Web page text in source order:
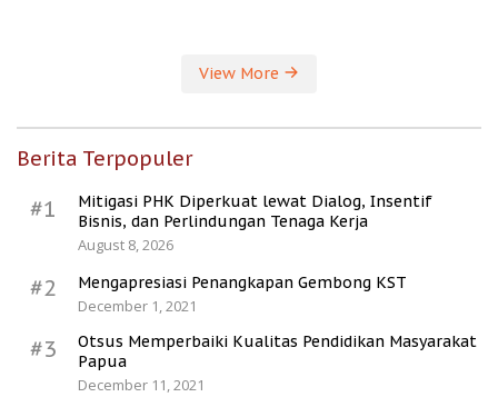
View More
Berita Terpopuler
#1
Mitigasi PHK Diperkuat lewat Dialog, Insentif
Bisnis, dan Perlindungan Tenaga Kerja
August 8, 2026
#2
Mengapresiasi Penangkapan Gembong KST
December 1, 2021
#3
Otsus Memperbaiki Kualitas Pendidikan Masyarakat
Papua
December 11, 2021